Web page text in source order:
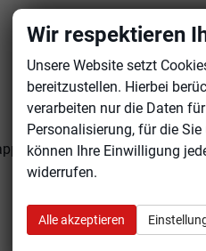
Wir respektieren
Unsere Website setzt
bereitzustellen. Hierbei
verarbeiten nur die Daten
Personalisierung, für die
können Ihre Einwilligung
widerrufen.
Alle akzeptieren